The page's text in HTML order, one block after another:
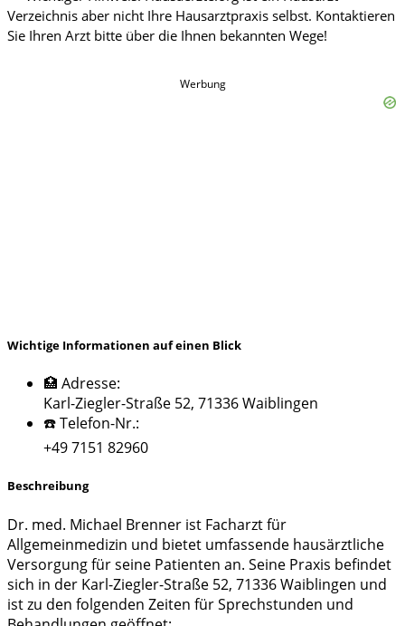
Werbung
Wichtige Informationen auf einen Blick
🏥 Adresse:
Karl-Ziegler-Straße 52, 71336 Waiblingen
☎️ Telefon-Nr.:
+49 7151 82960
Beschreibung
Dr. med. Michael Brenner ist Facharzt für
Allgemeinmedizin und bietet umfassende hausärztliche
Versorgung für seine Patienten an. Seine Praxis befindet
sich in der Karl-Ziegler-Straße 52, 71336 Waiblingen und
ist zu den folgenden Zeiten für Sprechstunden und